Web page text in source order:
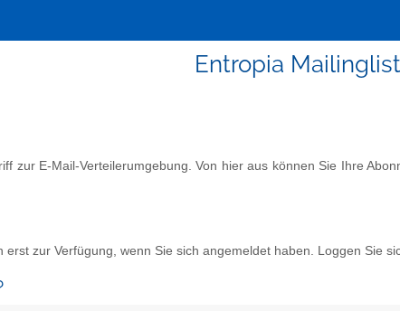
Entropia
zur E-Mail-Verteilerumgebung. Von hier aus können Sie Ihre
zur Verfügung, wenn Sie sich angemeldet haben. Loggen Sie